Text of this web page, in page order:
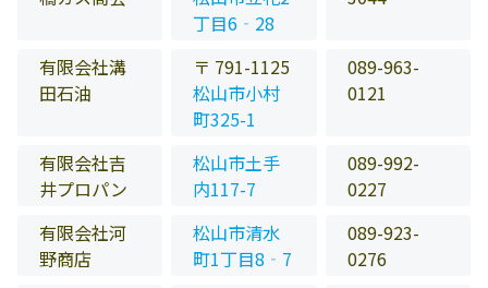
丁目6‐28
有限会社溝
田石油
〒 791-1125
松山市小村
町325-1
089-963-
0121
有限会社吉
井プロパン
松山市土手
内117-7
089-992-
0227
有限会社河
野商店
松山市清水
町1丁目8‐7
089-923-
0276